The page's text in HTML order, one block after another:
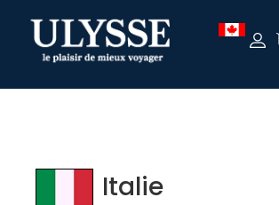
TEST
Italie